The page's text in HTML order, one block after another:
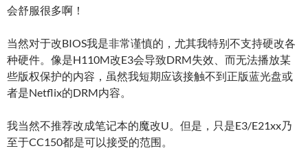
会舒服很多啊！
当然对于改BIOS我是非常谨慎的，尤其我特别不支持硬改各
种硬件。像是H110M改E3会导致DRM失效、而无法播放某
些版权保护的内容，虽然我短期应该接触不到正版蓝光盘或
者是Netflix的DRM内容。
我当然不推荐改成笔记本的魔改U。但是，只是E3/E21xx乃
至于CC150都是可以接受的范围。